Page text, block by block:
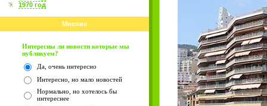
1970 год
Мнение
Интересны ли новости которые мы
публикуем?
Да, очень интересно
Интересно, но мало новостей
Нормально, но хотелось бы
интереснее